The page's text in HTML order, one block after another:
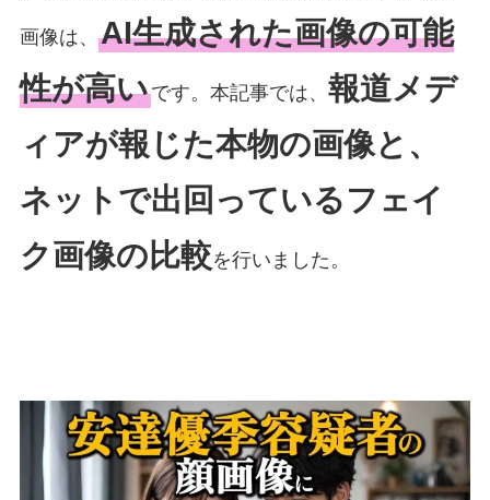
画像は、 AI生成された画像の可能
性が高いです。本記事では、 報道メデ
ィアが報じた本物の画像と、
ネットで出回っているフェイ
ク画像の比較を行いました。